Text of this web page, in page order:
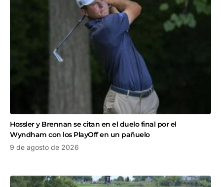
Hossler y Brennan se citan en el duelo final por el
Wyndham con los PlayOff en un pañuelo
9 de agosto de 2026